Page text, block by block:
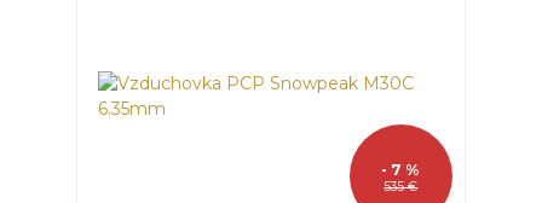
535 €
- 7 %